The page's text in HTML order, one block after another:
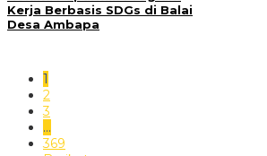
Kerja Berbasis SDGs di Balai
Desa Ambapa
1
2
3
…
369